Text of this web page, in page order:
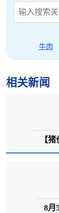
牛肉
相关新闻
【
8月